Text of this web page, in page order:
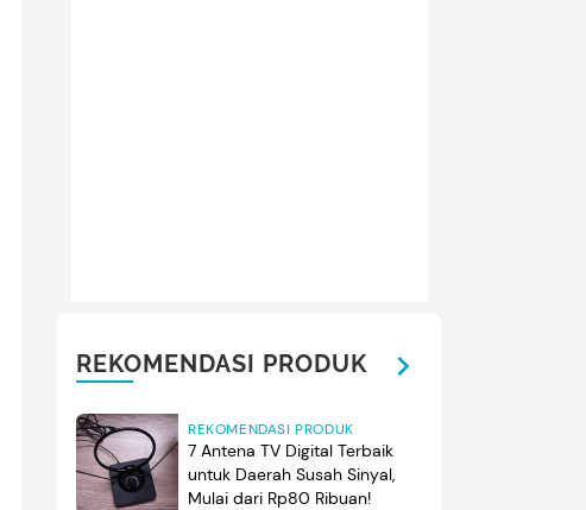
REKOMENDASI PRODUK
REKOMENDASI PRODUK
7 Antena TV Digital Terbaik
untuk Daerah Susah Sinyal,
Mulai dari Rp80 Ribuan!